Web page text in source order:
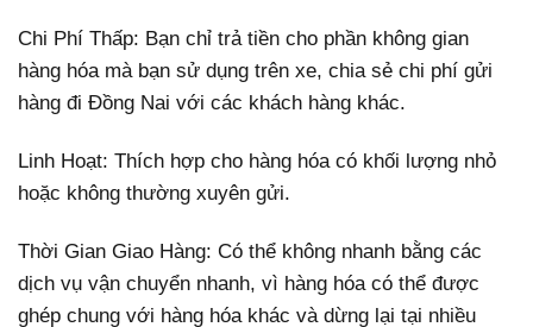
Chi Phí Thấp: Bạn chỉ trả tiền cho phần không gian
hàng hóa mà bạn sử dụng trên xe, chia sẻ chi phí gửi
hàng đi Đồng Nai với các khách hàng khác.
Linh Hoạt: Thích hợp cho hàng hóa có khối lượng nhỏ
hoặc không thường xuyên gửi.
Thời Gian Giao Hàng: Có thể không nhanh bằng các
dịch vụ vận chuyển nhanh, vì hàng hóa có thể được
ghép chung với hàng hóa khác và dừng lại tại nhiều